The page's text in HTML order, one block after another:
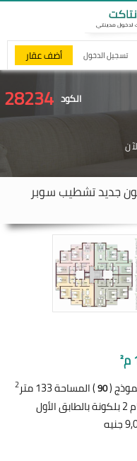
تسجيل الدخول أضف عقار
الكود 28234
جديد تشطيب سوبر
(
90) المساحة 133 متر 2
شرقي تطل على باركنج تشمل 3 نوم 2 حمام 2 بلكونة بالطابق الأول